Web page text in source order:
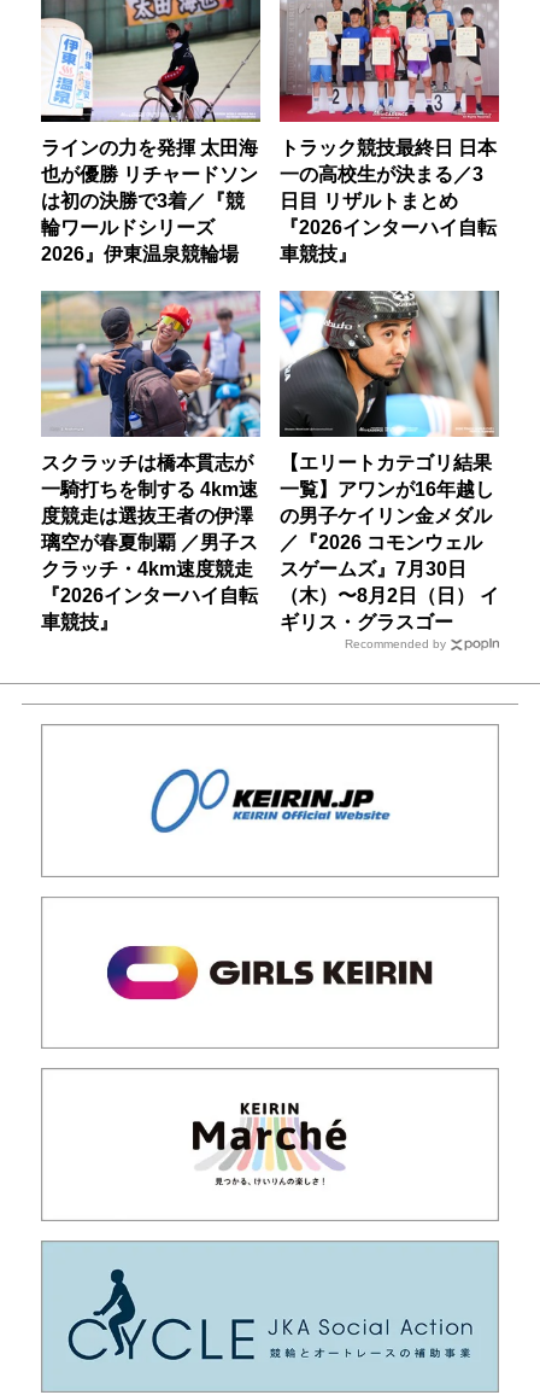
ラインの力を発揮 太田海
也が優勝 リチャードソン
は初の決勝で3着／『競
輪ワールドシリーズ
2026』伊東温泉競輪場
トラック競技最終日 日本
一の高校生が決まる／3
日目 リザルトまとめ
『2026インターハイ自転
車競技』
スクラッチは橋本貫志が
一騎打ちを制する 4km速
度競走は選抜王者の伊澤
璃空が春夏制覇 ／男子ス
クラッチ・4km速度競走
『2026インターハイ自転
車競技』
【エリートカテゴリ結果
一覧】アワンが16年越し
の男子ケイリン金メダル
／『2026 コモンウェル
スゲームズ』7月30日
（木）〜8月2日（日） イ
ギリス・グラスゴー
Recommended by